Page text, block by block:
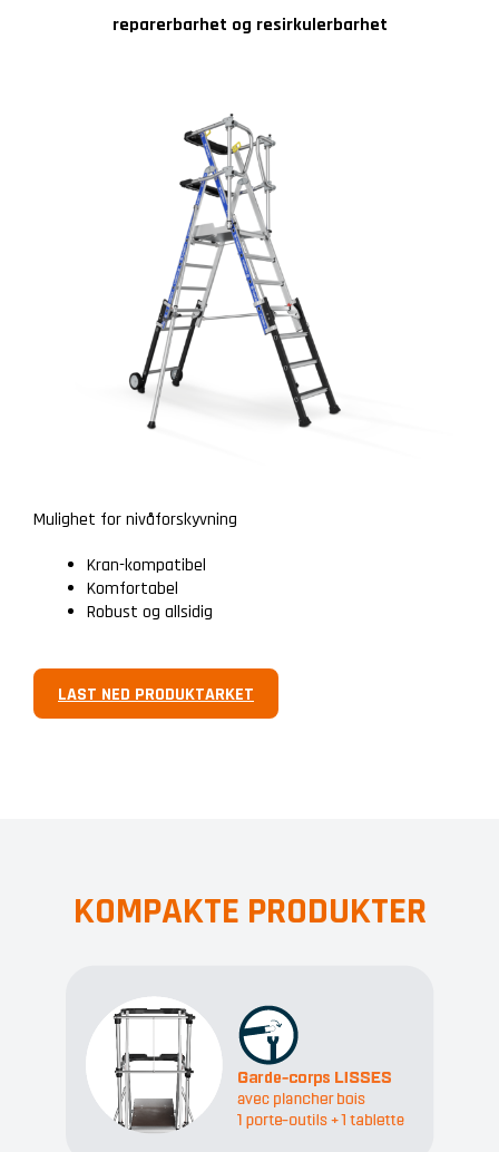
reparerbarhet og resirkulerbarhet
Mulighet for nivåforskyvning
Kran-kompatibel
Komfortabel
Robust og allsidig
LAST NED PRODUKTARKET
KOMPAKTE PRODUKTER